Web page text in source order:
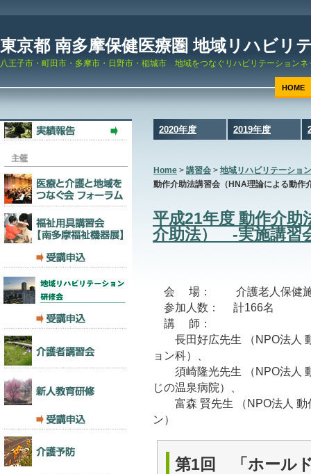
東京都 南多摩保健医療圏 地域リハビリ
八王子市・町田市・多摩市・日野市・稲城市 地域をつなぐリハビリテーションネ
HOME
2020年度 2019年度
Home > 講習会 > 地域リハビリテーショ
動作介助法講習会（HNA理論による動
平成21年度 動作介助
介助法） -実施講習
会 場： 介護老人保健施
参加人数： 計166名
講 師：
長田好広先生 （NPO法人
ョン科）、
須崎隆光先生 （NPO法人
じの温泉病院）、
富森 賢先生 （NPO法人 動
ン）
第1回 「ホール